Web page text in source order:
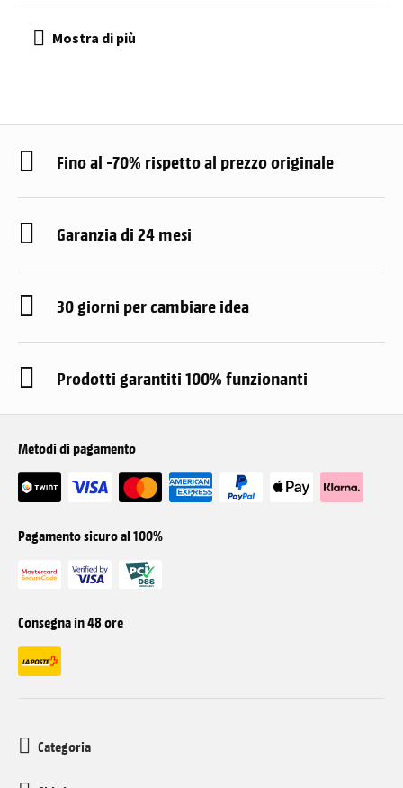
Fino al -70% rispetto al prezzo originale
Garanzia di 24 mesi
30 giorni per cambiare idea
Prodotti garantiti 100% funzionanti
Metodi di pagamento
Pagamento sicuro al 100%
Consegna in 48 ore
Categoria